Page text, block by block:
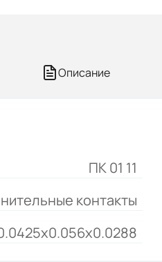
Описание
ПК 01 11
контакты